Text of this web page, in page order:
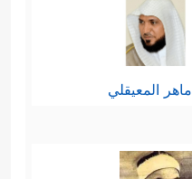
ماهر المعيقلي